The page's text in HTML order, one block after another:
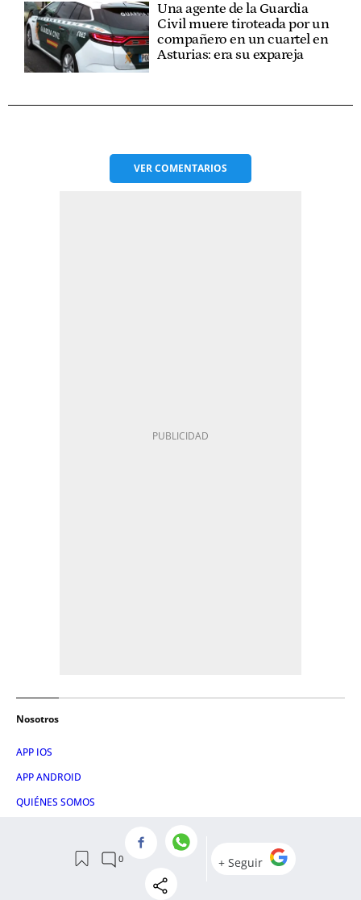
Una agente de la Guardia
Civil muere tiroteada por un
compañero en un cuartel en
Asturias: era su expareja
VERCOMENTARIOS
Nosotros
APP IOS
APP ANDROID
QUIÉNES SOMOS